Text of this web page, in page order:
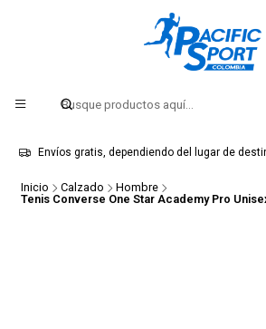
Envíos gratis, dependiendo del lugar de
Inicio Calzado
Hombre
Tenis Converse One Star Academy Pro